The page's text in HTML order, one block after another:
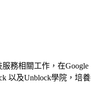
務相關工作，在
以及Unblock學院，